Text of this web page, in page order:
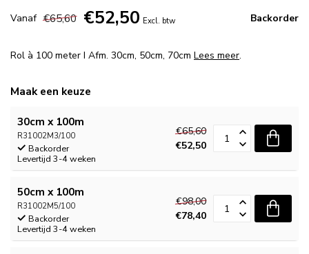
Vanaf €65,60 €52,50 Excl. btw Backorder
Rol à 100 meter I Afm. 30cm, 50cm, 70cm Lees meer.
Maak een keuze
30cm x 100m
R31002M3/100
Backorder
Levertijd 3-4 weken
€65,60
€52,50
50cm x 100m
R31002M5/100
Backorder
Levertijd 3-4 weken
€98,00
€78,40